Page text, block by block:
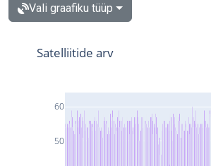
Vali graafiku tüüp
50
60
Satelliitide arv